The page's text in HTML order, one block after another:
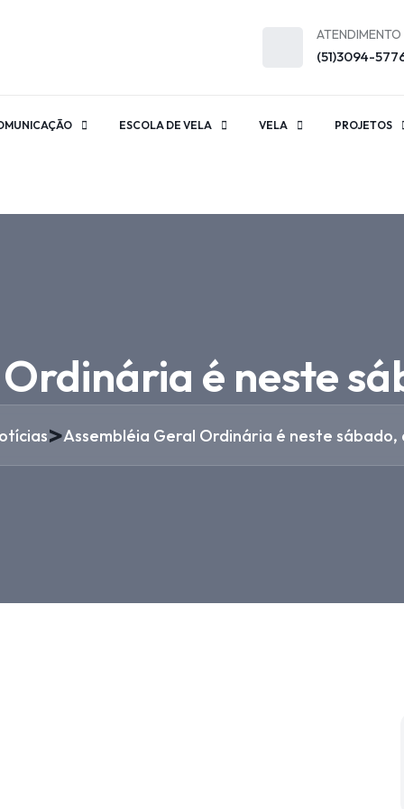
ATENDIMENTO
(51)3094-
ESCOLA DE VELA VELA PROJETOS
é neste
>Assembléia Geral Ordinária é neste sábado,